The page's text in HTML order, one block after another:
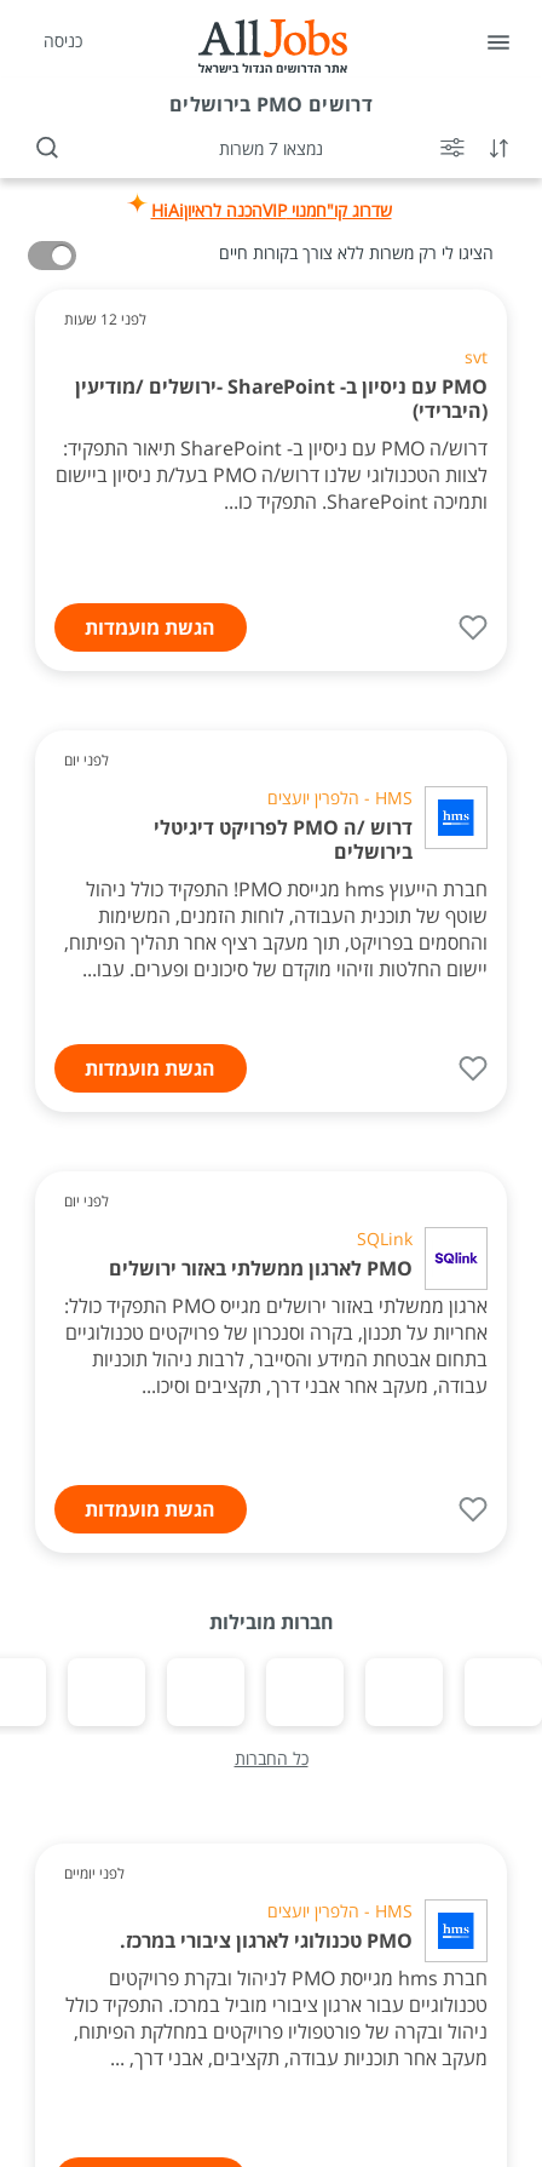
כניסה
דרושים PMO בירושלים
נמצאו 7 משרות
שדרוג קו"חמנוי VIP הכנה לראיוןHiAi
הציגו לי רק משרות ללא צורך בקורות חיים
לפני 12 שעות
svt
PMO עם ניסיון ב- SharePoint -ירושלים /מודיעין
(היברידי)
דרוש/ה PMO עם ניסיון ב- SharePoint תיאור התפקיד:
לצוות הטכנולוגי שלנו דרוש/ה PMO בעל/ת ניסיון ביישום
ותמיכה SharePoint. התפקיד כו...
הגשת מועמדות
לפני יום
HMS - הלפרין יועצים
דרוש /ה PMO לפרויקט דיגיטלי
בירושלים
חברת הייעוץ hms מגייסת PMO! התפקיד כולל ניהול
שוטף של תוכנית העבודה, לוחות הזמנים, המשימות
והחסמים בפרויקט, תוך מעקב רציף אחר תהליך הפיתוח,
יישום החלטות וזיהוי מוקדם של סיכונים ופערים. עבו...
הגשת מועמדות
לפני יום
SQLink
PMO לארגון ממשלתי באזור ירושלים
ארגון ממשלתי באזור ירושלים מגייס PMO התפקיד כולל:
אחריות על תכנון, בקרה וסנכרון של פרויקטים טכנולוגיים
בתחום אבטחת המידע והסייבר, לרבות ניהול תוכניות
עבודה, מעקב אחר אבני דרך, תקציבים וסיכו...
הגשת מועמדות
חברות מובילות
כל החברות
לפני יומיים
HMS - הלפרין יועצים
PMO טכנולוגי לארגון ציבורי במרכז.
חברת hms מגייסת PMO לניהול ובקרת פרויקטים
טכנולוגיים עבור ארגון ציבורי מוביל במרכז. התפקיד כולל
ניהול ובקרה של פורטפוליו פרויקטים במחלקת הפיתוח,
מעקב אחר תוכניות עבודה, תקציבים, אבני דרך, ...